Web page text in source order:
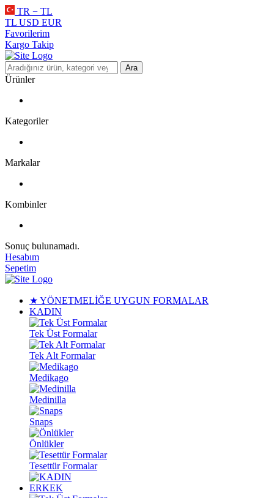
TR − TL
TL USD EUR
Favorilerim
Kargo Takip
Ara
Ürünler
Kategoriler
Markalar
Kombinler
Sonuç bulunamadı.
Hesabım
Sepetim
★ YÖNETMELİĞE UYGUN FORMALAR
KADIN
Tek Üst Formalar
Tek Alt Formalar
Medikago
Medinilla
Snaps
Önlükler
Tesettür Formalar
ERKEK